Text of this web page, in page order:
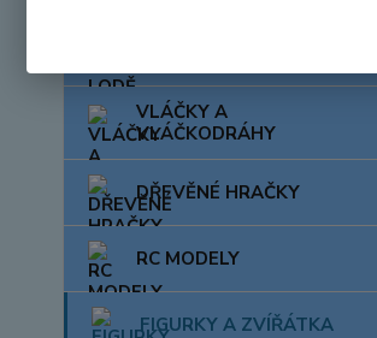
VLÁČKY A
VLÁČKODRÁHY
DŘEVĚNÉ HRAČKY
RC MODELY
FIGURKY A ZVÍŘÁTKA